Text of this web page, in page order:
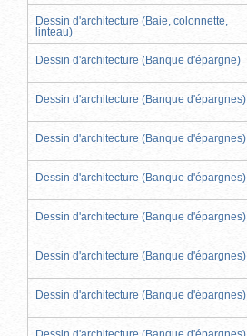
Dessin d'architecture (Baie, colonnette,
linteau)
Dessin d'architecture (Banque d'épargne)
Dessin d'architecture (Banque d'épargnes)
Dessin d'architecture (Banque d'épargnes)
Dessin d'architecture (Banque d'épargnes)
Dessin d'architecture (Banque d'épargnes)
Dessin d'architecture (Banque d'épargnes)
Dessin d'architecture (Banque d'épargnes)